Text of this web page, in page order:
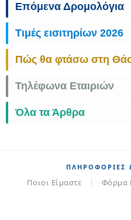
Επόμενα Δρομολόγια
Τιμές εισιτηρίων 2026
Πώς θα φτάσω στη
Τηλέφωνα Εταιριών
Όλα τα Άρθρα
ΠΛΗΡΟΦΟΡΊΕΣ
Ποιοι Είμαστε | Φόρμα